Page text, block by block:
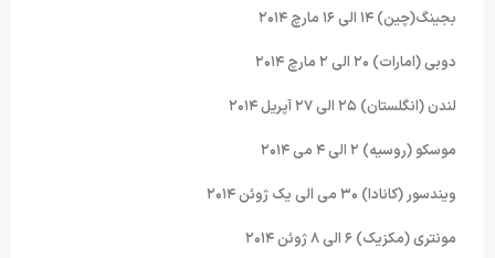
بجینگ(چین) ۱۴ الی ۱۶ مارچ ۲۰۱۴
دوبی (امارات) ۲۰ الی ۲ مارچ ۲۰۱۴
لندن (انگلستان) ۲۵ الی ۲۷ آپریل ۲۰۱۴
موسکو (روسیه) ۲ الی ۴ می ۲۰۱۴
ویندسور (کانادا) ۳۰ می الی یک ژوئن ۲۰۱۴
مونتری (مکزیک) ۶ الی ۸ ژوئن ۲۰۱۴